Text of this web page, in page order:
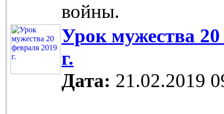
войны.
Урок мужества
г.
Дата: 21.02.2019